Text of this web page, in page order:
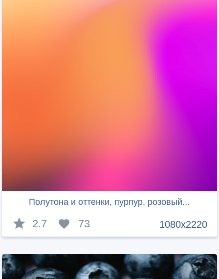
Полутона и оттенки, пурпур, розовый...
1080x2220
2.7 73